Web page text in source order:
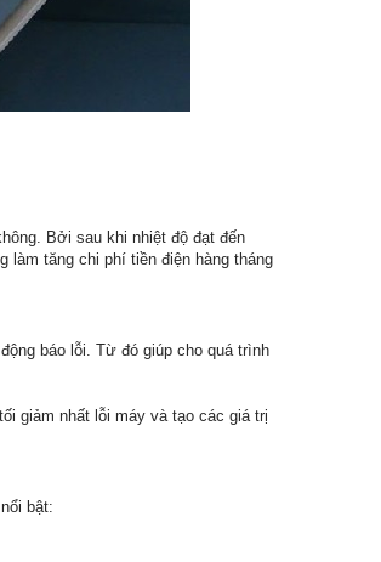
Bởi sau khi nhiệt độ đạt đến
làm tăng chi phí tiền điện hàng tháng
báo lỗi. Từ đó giúp cho quá trình
giảm nhất lỗi máy và tạo các giá trị
bật: